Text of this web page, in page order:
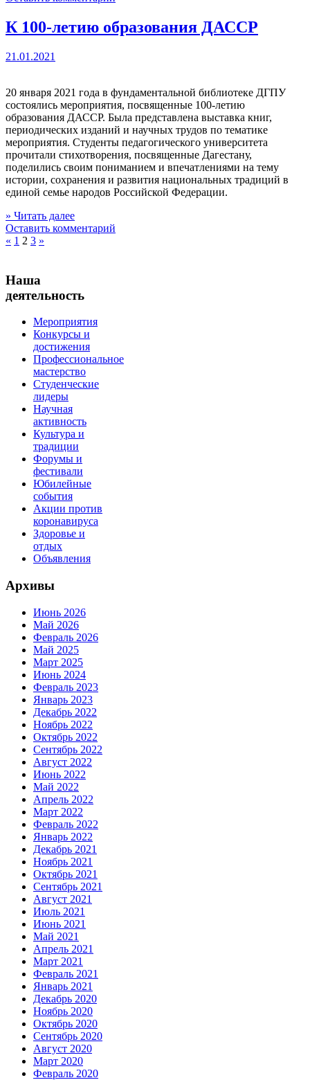
К 100-летию образования ДАССР
21.01.2021
20 января 2021 года в фундаментальной библиотеке ДГПУ
состоялись мероприятия, посвященные 100-летию
образования ДАССР. Была представлена выставка книг,
периодических изданий и научных трудов по тематике
мероприятия. Студенты педагогического университета
прочитали стихотворения, посвященные Дагестану,
поделились своим пониманием и впечатлениями на тему
истории, сохранения и развития национальных традиций в
единой семье народов Российской Федерации.
» Читать далее
Оставить комментарий
« 1 2 3 »
Наша
деятельность
Мероприятия
Конкурсы и
достижения
Профессиональное
мастерство
Студенческие
лидеры
Научная
активность
Культура и
традиции
Форумы и
фестивали
Юбилейные
события
Акции против
коронавируса
Здоровье и
отдых
Объявления
Архивы
Июнь 2026
Май 2026
Февраль 2026
Май 2025
Март 2025
Июнь 2024
Февраль 2023
Январь 2023
Декабрь 2022
Ноябрь 2022
Октябрь 2022
Сентябрь 2022
Август 2022
Июнь 2022
Май 2022
Апрель 2022
Март 2022
Февраль 2022
Январь 2022
Декабрь 2021
Ноябрь 2021
Октябрь 2021
Сентябрь 2021
Август 2021
Июль 2021
Июнь 2021
Май 2021
Апрель 2021
Март 2021
Февраль 2021
Январь 2021
Декабрь 2020
Ноябрь 2020
Октябрь 2020
Сентябрь 2020
Август 2020
Март 2020
Февраль 2020